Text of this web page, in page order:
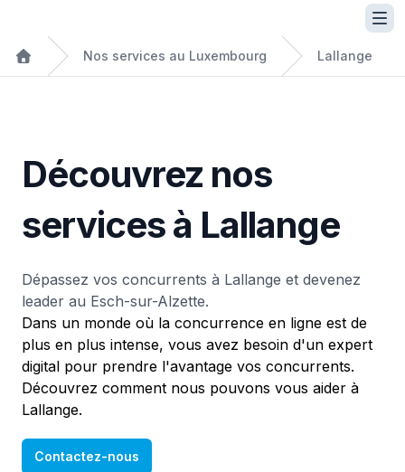
Nos services au Luxembourg Lallange
Découvrez nos
services à Lallange
Dépassez vos concurrents à Lallange et devenez
leader au Esch-sur-Alzette.
Dans un monde où la concurrence en ligne est de
plus en plus intense, vous avez besoin d'un expert
digital pour prendre l'avantage vos concurrents.
Découvrez comment nous pouvons vous aider à
Lallange.
Contactez-nous